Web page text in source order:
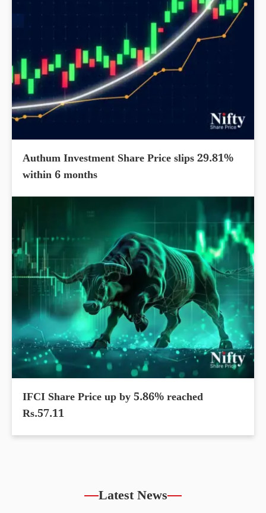
Authum Investment Share Price slips 29.81%
within 6 months
IFCI Share Price up by 5.86% reached
Rs.57.11
Latest News